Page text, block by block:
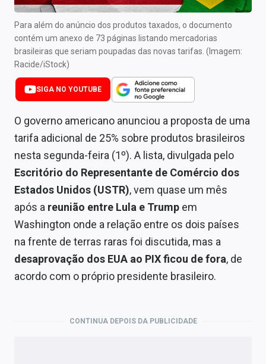
Central de Fundos Imobiliários
Central dos IPOs
Renda Fixa
Finanças Pessoais
Economia
Brasil
Política
Money Trader
Colunas
Para além do anúncio dos produtos taxados, o documento
contém um anexo de 73 páginas listando mercadorias
brasileiras que seriam poupadas das novas tarifas. (Imagem:
Racide/iStock)
SIGA NO YOUTUBE
O governo americano anunciou a proposta de uma
tarifa adicional de 25% sobre produtos brasileiros
nesta segunda-feira (1º). A lista, divulgada pelo
Escritório do Representante de Comércio dos
Estados Unidos (USTR), vem quase um mês
após a reunião entre Lula e Trump em
Washington onde a relação entre os dois países
na frente de terras raras foi discutida, mas a
desaprovação dos EUA ao PIX ficou de fora, de
acordo com o próprio presidente brasileiro.
CONTINUA DEPOIS DA PUBLICIDADE